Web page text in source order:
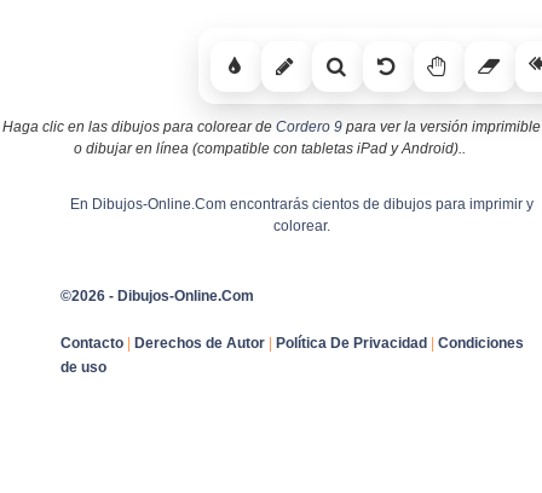
Haga clic en las dibujos para colorear de Cordero 9para ver la versión imprimible
o dibujar en línea (compatible con tabletas iPad y Android)..
En Dibujos-Online.Com encontrarás cientos de dibujos para imprimir y
colorear.
©2026 - Dibujos-Online.Com
Contacto Derechos de Autor Política De Privacidad
Condiciones
de uso